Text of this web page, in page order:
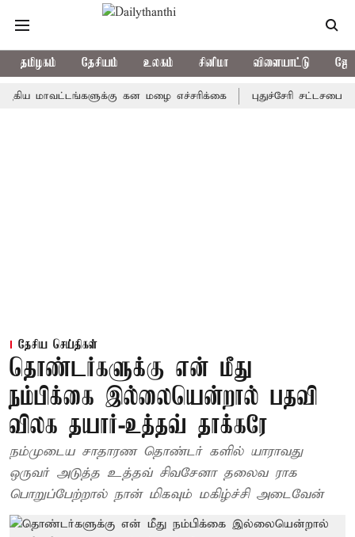
தமிழகம் தேசியம் உலகம் சினிமா விளையாட்டு
கன மழை எச்சரிக்கை புதுச்சேரி சட்டசபையில்
தேசிய செய்திகள்
தொண்டர்களுக்கு என் மீது
நம்பிக்கை இல்லையென்றால் பதவி
விலக தயார்-உத்தவ் தாக்கரே
நம்முடைய சாதாரண தொண்டர் களில் யாராவது
ஒருவர் அடுத்த உத்தவ் சிவசேனா தலைவ ராக
பொறுப்பேற்றால் நான் மிகவும் மகிழ்ச்சி அடைவேன்